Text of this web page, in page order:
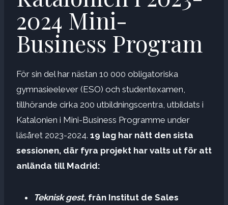
2024 Mini-
Business Program
För sin del har nästan 10 000 obligatoriska
gymnasieelever (ESO) och studentexamen,
tillhörande cirka 200 utbildningscentra, utbildats i
Katalonien i Mini-Business Programme under
läsåret 2023-2024. 19 lag har nått den sista
sessionen, där fyra projekt har valts ut för att
anlända till Madrid:
Teknisk gest, från Institut de Sales